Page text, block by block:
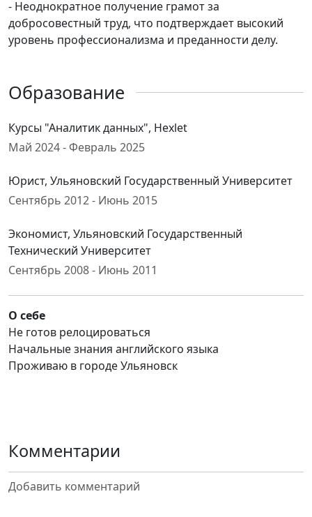
- Неоднократное получение грамот за
добросовестный труд, что подтверждает высокий
уровень профессионализма и преданности делу.
Образование
Курсы "Аналитик данных", Hexlet
Май 2024 - Февраль 2025
Юрист, Ульяновский Государственный Университет
Сентябрь 2012 - Июнь 2015
Экономист, Ульяновский Государственный
Технический Университет
Сентябрь 2008 - Июнь 2011
О себе
Не готов релоцироваться
Начальные знания английского языка
Проживаю в городе Ульяновск
Комментарии
Добавить комментарий